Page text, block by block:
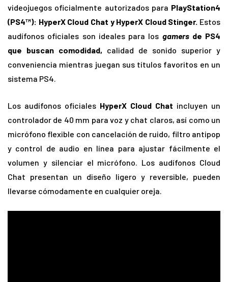
videojuegos oficialmente autorizados para PlayStation4
(PS4™): HyperX Cloud Chat y HyperX Cloud Stinger. Estos
audífonos oficiales son ideales para los gamersde PS4
que buscan comodidad, calidad de sonido superior y
conveniencia mientras juegan sus títulos favoritos en un
sistema PS4.
Los audífonos oficiales HyperX Cloud Chat incluyen un
controlador de 40 mm para voz y chat claros, así como un
micrófono flexible con cancelación de ruido, filtro antipop
y control de audio en línea para ajustar fácilmente el
volumen y silenciar el micrófono. Los audífonos Cloud
Chat presentan un diseño ligero y reversible, pueden
llevarse cómodamente en cualquier oreja.